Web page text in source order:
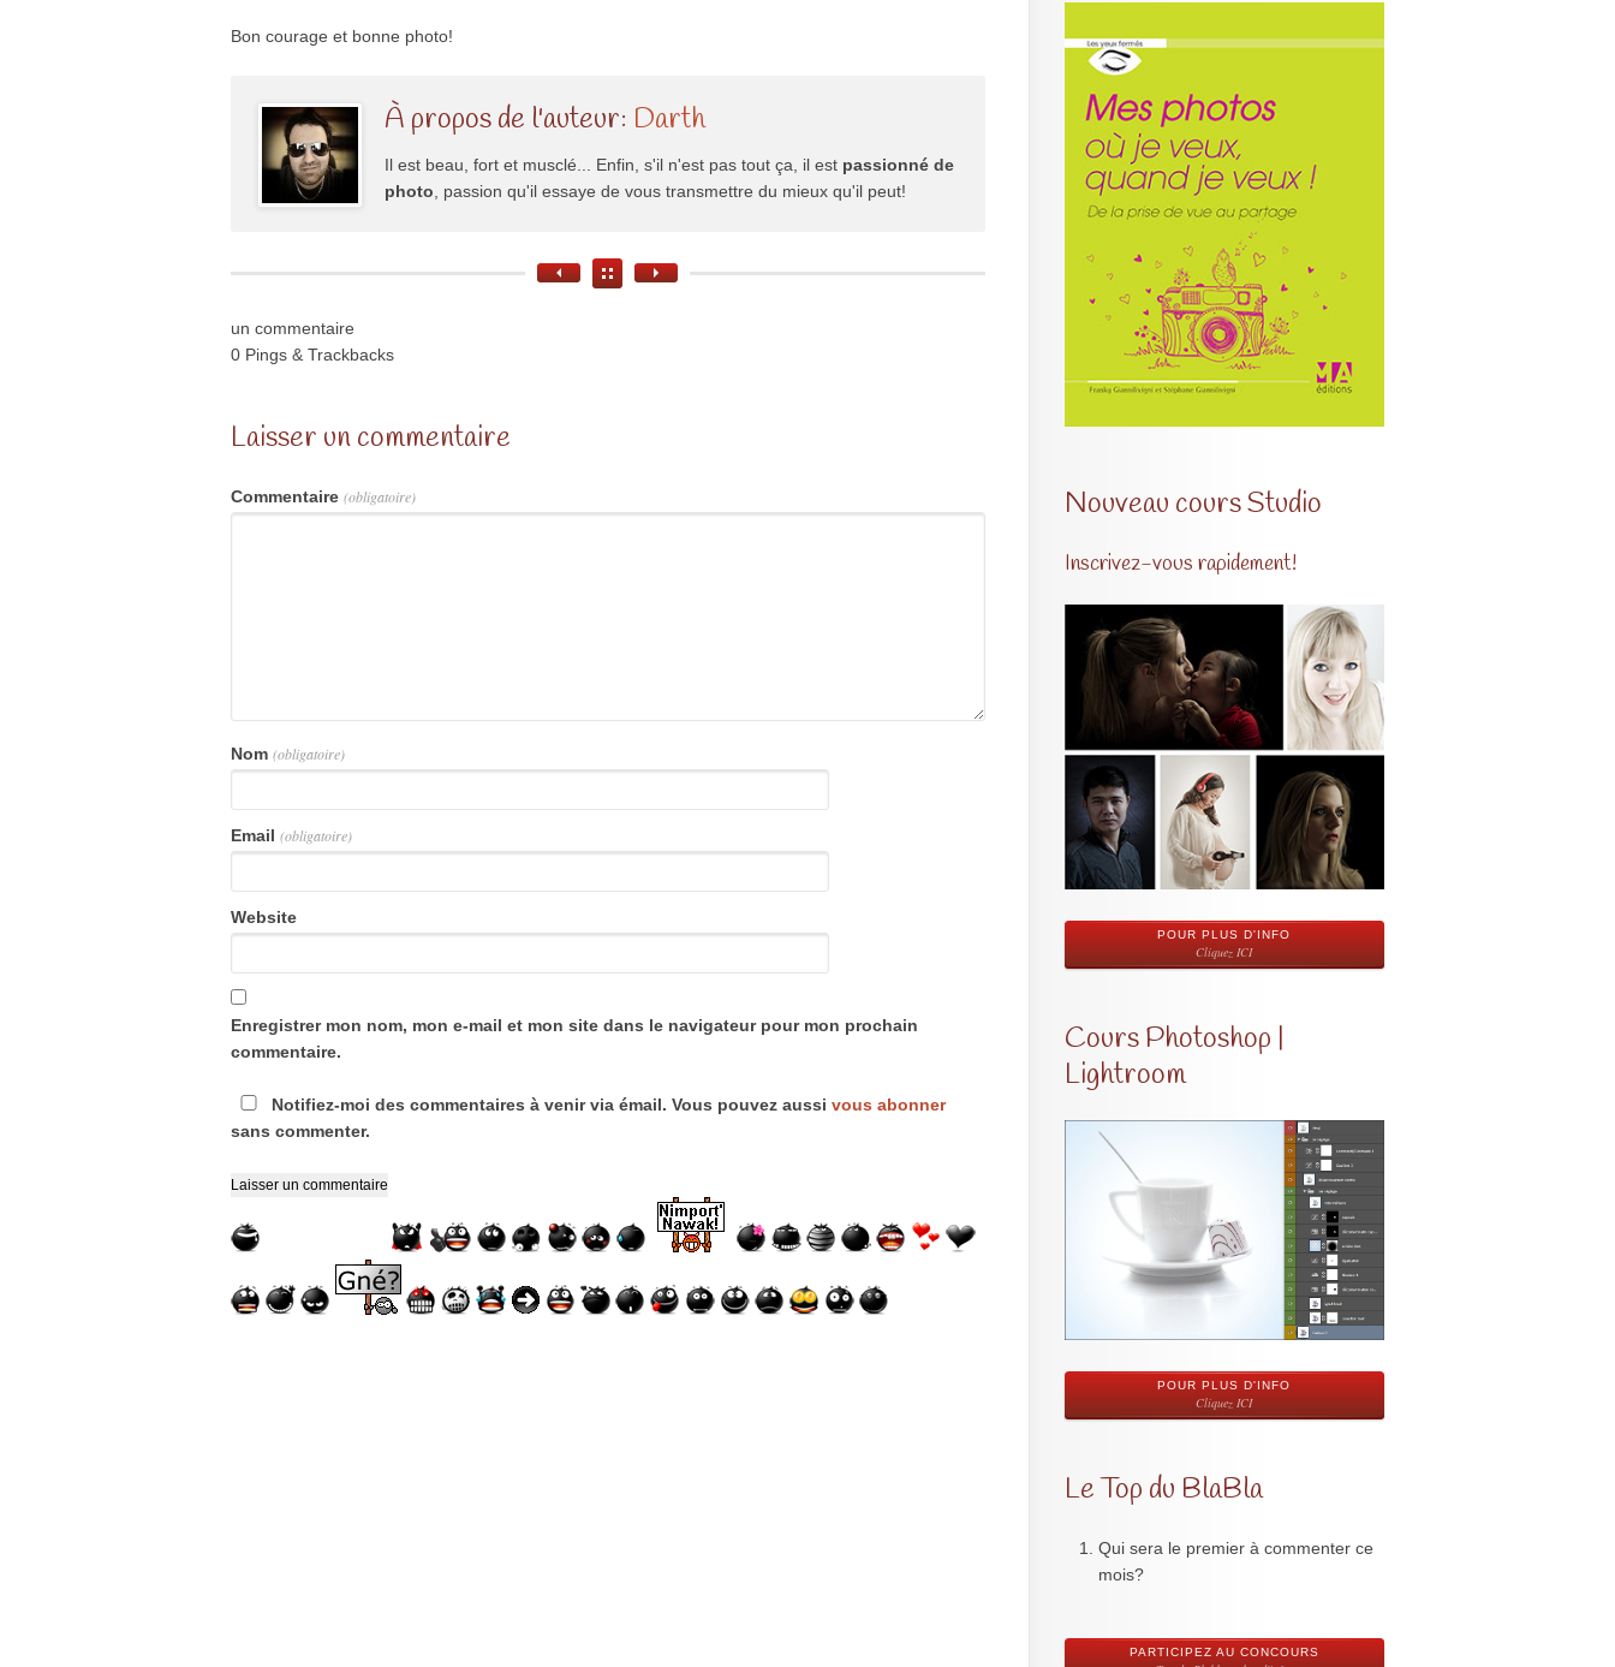
Bon courage et bonne photo!
À propos de l'auteur: Darth
Il est beau, fort et musclé... Enfin, s'il n'est pas tout ça, il est passionné de
photo , passion qu'il essaye de vous transmettre du mieux qu'il peut!
un commentaire
0 Pings & Trackbacks
Laisser un commentaire
Commentaire (obligatoire)
Nom (obligatoire)
Email (obligatoire)
Website
Enregistrer mon nom, mon e-mail et mon site dans le navigateur pour mon prochain
commentaire.
Notifiez-moi des commentaires à venir via émail. Vous pouvez aussi vous abonner
sans commenter.
Nouveau cours Studio
Inscrivez-vous rapidement!
POUR PLUS D'INFO
Cliquez ICI
Cours Photoshop |
Lightroom
POUR PLUS D'INFO
Cliquez ICI
Le Top du BlaBla
Qui sera le premier à commenter ce
mois?
PARTICIPEZ AU CONCOURS